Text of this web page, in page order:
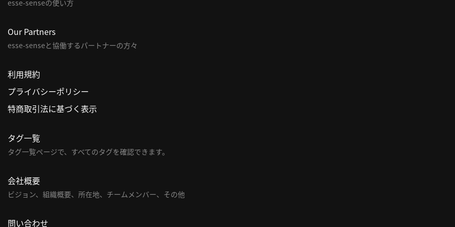
esse-senseの使い方
Our Partners
esse-senseと協働するパートナーの方々
利用規約
プライバシーポリシー
特商取引法に基づく表示
タグ一覧
タグ一覧ページで、すべてのタグを確認できます。
会社概要
ビジョン、組織概要、所在地、チームメンバー、その他
問い合わせ